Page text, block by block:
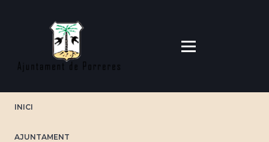
INICI
AJUNTAMENT